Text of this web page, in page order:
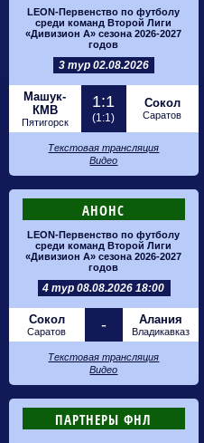
LEON-Первенство по футболу
среди команд Второй Лиги
«Дивизион А» сезона 2026-2027
годов
3 тур 02.08.2026
Машук-
КМВ
Пятигорск
1:1
(1:1)
Сокол
Саратов
Текстовая трансляция
Видео
АНОНС
LEON-Первенство по футболу
среди команд Второй Лиги
«Дивизион А» сезона 2026-2027
годов
4 тур 08.08.2026 18:00
Сокол
Саратов - Алания
Владикавказ
Текстовая трансляция
Видео
ПАРТНЕРЫ ФНЛ